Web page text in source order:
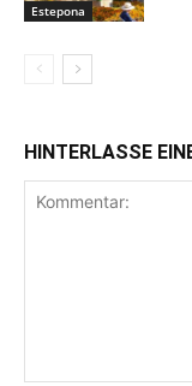
Estepona
HINTERLASSE